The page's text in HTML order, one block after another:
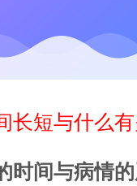
短与什么有
间与病情的